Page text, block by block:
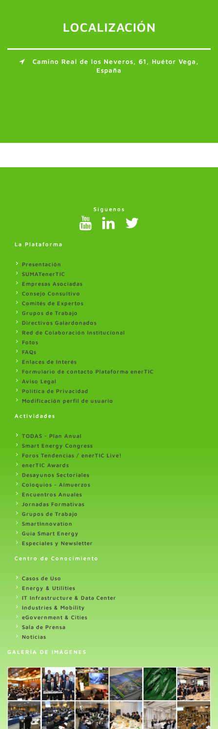
LOCALIZACIÓN
Camino Real de los Neveros, 61, Huétor Vega,
España
Síguenos
La Plataforma
Presentación
SUMATenerTIC
Empresas Asociadas
Consejo Consultivo
Comités de Expertos
Grupos de Trabajo
Directivos Galardonados
Red de Colaboración Institucional
Fotos
FAQs
Enlaces de Interés
Formulario de contacto Plataforma enerTIC
Aviso Legal
Politica de Privacidad
Modificación perfil de usuario
Actividades
TODAS - Plan Anual
Smart Energy Congress
Foros Tendencias / enerTIC Live!
enerTIC Awards
Desayunos Sectoriales
Coloquios - Almuerzos
Encuentros Anuales
Jornadas Formativas
Grupos de Trabajo
SmartInnovation
Guia Smart Energy
Especiales y Newsletter
Centro de Conocimiento
Casos de Uso
Energy & Utilities
IT Infrastructure & Data Center
Industries & Mobility
eGovernment & Cities
Sala de Prensa
Noticias
GALERÍA DE IMÁGENES